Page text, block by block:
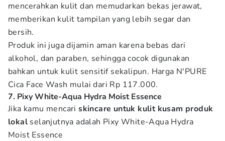
mencerahkan kulit dan memudarkan bekas jerawat,
memberikan kulit tampilan yang lebih segar dan
bersih.
Produk ini juga dijamin aman karena bebas dari
alkohol, dan paraben, sehingga cocok digunakan
bahkan untuk kulit sensitif sekalipun. Harga N'PURE
Cica Face Wash mulai dari Rp 117.000.
7. Pixy White-Aqua Hydra Moist Essence
Jika kamu mencariskincare untuk kulit kusam produk
lokal selanjutnya adalah Pixy White-Aqua Hydra
Moist Essence